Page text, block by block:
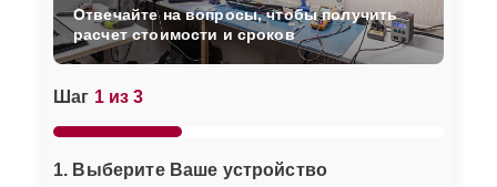
Шаг 1 из 3
1. Выберите Ваше устройство
Отвечайте на вопросы, чтобы получить
расчет стоимости и сроков